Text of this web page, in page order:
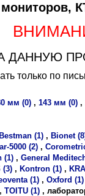
ДАННУЮ
только по
мм (0) , 143 мм (0) ,
Bestman (1) , Bionet
5000 (2) ,
(1) , General
(3) , Kontron (1) ,
(1) , Oxford (1)
, TOITU (1) ,